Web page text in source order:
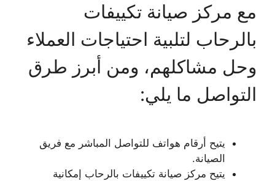
مع مركز صيانة تكييفات
بالرحاب لتلبية احتياجات العملاء
وحل مشاكلهم، ومن أبرز طرق
التواصل ما يلي:
يتيح أرقام هواتف للتواصل المباشر مع فريق
الصيانة.
يتيح مركز صيانة تكييفات بالرحاب إمكانية